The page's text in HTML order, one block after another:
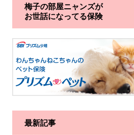
梅子の部屋ニャンズが
お世話になってる保険
最新記事